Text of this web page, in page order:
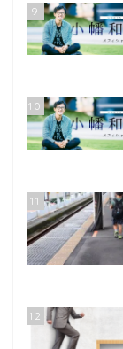
9
10
11
12